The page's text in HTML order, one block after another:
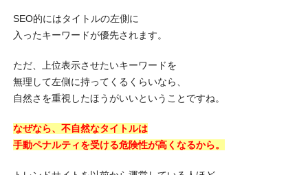
SEO的にはタイトルの左側に
入ったキーワードが優先されます。
ただ、上位表示させたいキーワードを
無理して左側に持ってくるくらいなら、
自然さを重視したほうがいいということですね。
なぜなら、不自然なタイトルは
手動ペナルティを受ける危険性が高くなるから。